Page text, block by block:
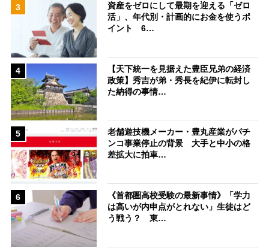
3
資産をゼロにして最期を迎える「ゼロ
活」、年代別・計画的にお金を使うポ
イント 6…
4
【天下統一を見据えた豊臣兄弟の経済
政策】秀吉が弟・秀長を紀伊に転封し
た納得の事情…
5
老舗遊技機メーカー・豊丸産業がパチ
ンコ事業停止の背景 大手と中小の格
差拡大に拍車…
6
《首都圏高校受験の最新事情》「学力
は高いが内申点がとれない」生徒はど
う戦う？ 東…